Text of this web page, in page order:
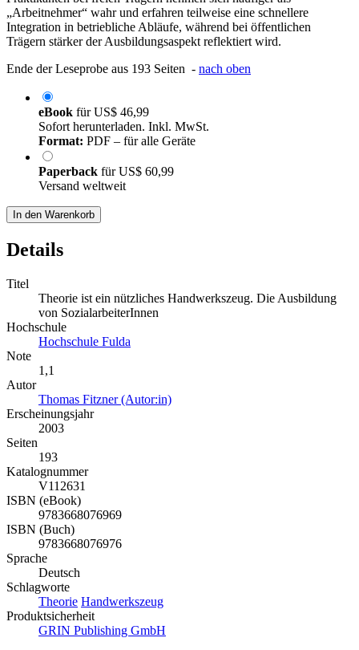
„Arbeitnehmer“ wahr und erfahren teilweise eine schnellere
Integration in betriebliche Abläufe, während bei öffentlichen
Trägern stärker der Ausbildungsaspekt reflektiert wird.
Ende der Leseprobe aus 193 Seiten - nach oben
eBook fürUS$ 46,99
Sofort herunterladen. Inkl. MwSt.
Format: PDF – für alle Geräte
Paperback fürUS$ 60,99
Versand weltweit
In den Warenkorb
Details
Titel
Theorie ist ein nützliches Handwerkszeug. Die Ausbildung
von SozialarbeiterInnen
Hochschule
Hochschule Fulda
Note
1,1
Autor
Thomas Fitzner (Autor:in)
Erscheinungsjahr
2003
Seiten
193
Katalognummer
V112631
ISBN (eBook)
9783668076969
ISBN (Buch)
9783668076976
Sprache
Deutsch
Schlagworte
Theorie Handwerkszeug
Produktsicherheit
GRIN Publishing GmbH